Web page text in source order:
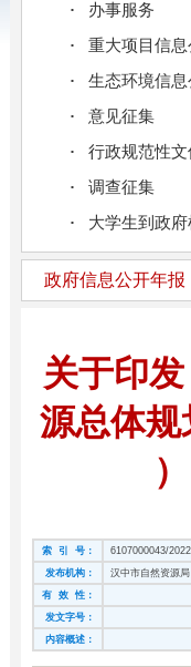
办事服务
重大项目信息
生态环境信息
意见征集
行政规范性文
调查征集
大学生到政府
政府信息公开年报
关于印
源总体
索 引 号： 6107000043/
发布机构：
汉中市自然资源局
有 效 性：
发文字号：
内容概述：